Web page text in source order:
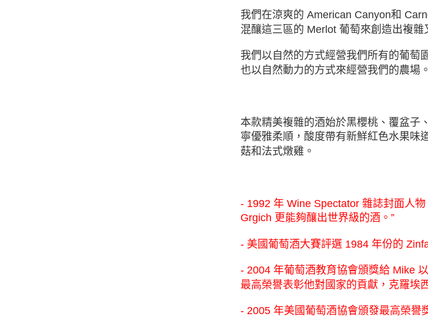
我們在涼爽的 American Canyon和
混釀這三區的 Merlot 葡萄來創造出複雜
我們以自然的方式經營我們所有的葡萄
也以自然動力的方式來經營我們的農場。
本款精美複雜的酒始於黑櫻桃、覆盆子
寧優雅柔順，酸度帶有新鮮紅色水果味
菇和法式燉雞。
- 1992 年 Wine Spectator 雜誌封面人
Grgich 更能夠釀出世界級的酒。”
- 美國葡萄酒大賽評選 1984 年份的
- 2004 年葡萄酒教育協會頒獎給 Mike
最高榮譽表彰他對國家的貢獻，克羅埃
- 2005 年美國葡萄酒協會頒發最高榮譽